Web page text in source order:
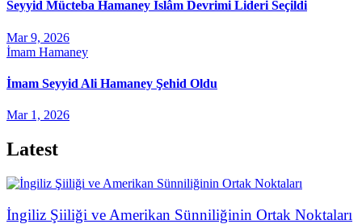
Seyyid Mücteba Hamaney İslâm Devrimi Lideri Seçildi
Mar 9, 2026
İmam Hamaney
İmam Seyyid Ali Hamaney Şehid Oldu
Mar 1, 2026
Latest
İngiliz Şiiliği ve Amerikan Sünniliğinin Ortak Noktaları